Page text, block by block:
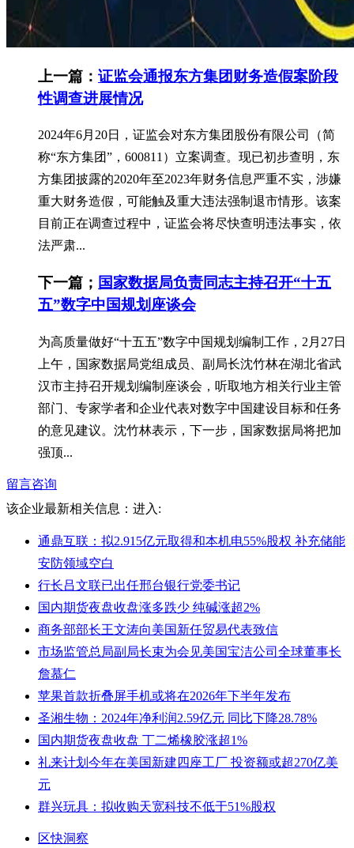
上一篇： 证监会通报东方集团财务造假案阶段
性调查进展情况
2024年6月20日，证监会对东方集团股份有限公司（简
称“东方集团”，600811）立案调查。现已初步查明，东
方集团披露的2020年至2023年财务信息严重不实，涉嫌
重大财务造假，可能触及重大违法强制退市情形。该案
目前正在调查过程中，证监会将尽快查明违法事实，依
法严肃...
下一篇； 国家数据局负责同志主持召开“十五
五”数字中国规划座谈会
为高质量做好“十五五”数字中国规划编制工作，2月27日
上午，国家数据局党组成员、副局长沈竹林在湖北省武
汉市主持召开规划编制座谈会，听取地方相关行业主管
部门、专家学者和企业代表对数字中国建设目标和任务
的意见建议。沈竹林表示，下一步，国家数据局将把加
强顶...
留言咨询
该企业最新相关信息： 进入:
通鼎互联：拟2.915亿元取得和本机电55%股权 补充储能
安防领域空白
行长吕文联已出任邢台银行党委书记
国内期货夜盘收盘涨多跌少 纯碱涨超2%
商务部部长王文涛向美国新任贸易代表致信
市场监管总局副局长束为会见美国宝洁公司全球董事长
詹慕仁
苹果首款折叠屏手机或将在2026年下半年发布
圣湘生物：2024年净利润2.59亿元 同比下降28.78%
国内期货夜盘收盘 丁二烯橡胶涨超1%
礼来计划今年在美国新建四座工厂 投资额或超270亿美
元
群兴玩具：拟收购天宽科技不低于51%股权
区快洞察